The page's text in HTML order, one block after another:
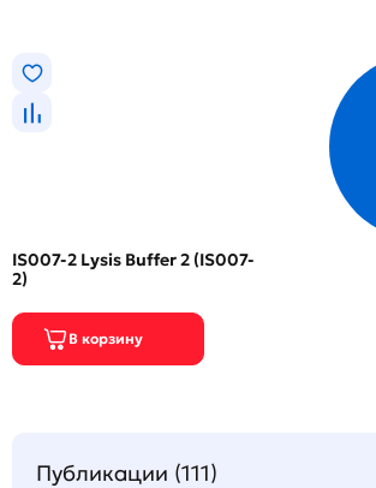
IS007-2 Lysis Buffer 2 (IS007-
2)
Публикации (111)